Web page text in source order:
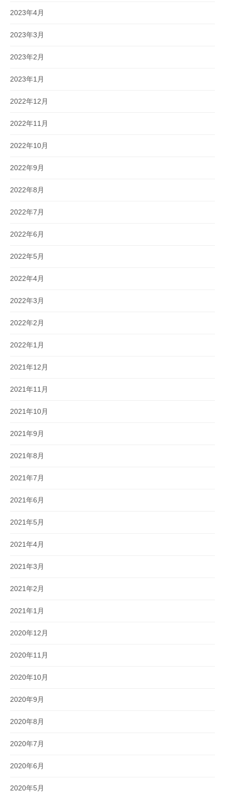
2023年4月
2023年3月
2023年2月
2023年1月
2022年12月
2022年11月
2022年10月
2022年9月
2022年8月
2022年7月
2022年6月
2022年5月
2022年4月
2022年3月
2022年2月
2022年1月
2021年12月
2021年11月
2021年10月
2021年9月
2021年8月
2021年7月
2021年6月
2021年5月
2021年4月
2021年3月
2021年2月
2021年1月
2020年12月
2020年11月
2020年10月
2020年9月
2020年8月
2020年7月
2020年6月
2020年5月